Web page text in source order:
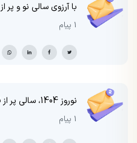
با آرزوی سالی نو و
1 پیام
نوروز 1404، سالی پر از فرصت‌های جدید
1 پیام